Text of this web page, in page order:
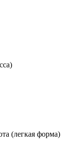
(легкая форма)